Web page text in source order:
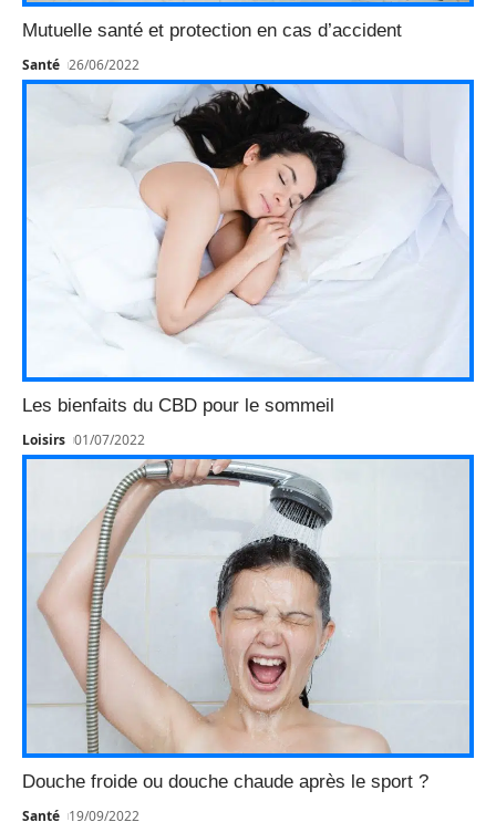
Mutuelle santé et protection en cas d’accident
Santé 26/06/2022
Les bienfaits du CBD pour le sommeil
Loisirs 01/07/2022
Douche froide ou douche chaude après le sport ?
Santé 19/09/2022